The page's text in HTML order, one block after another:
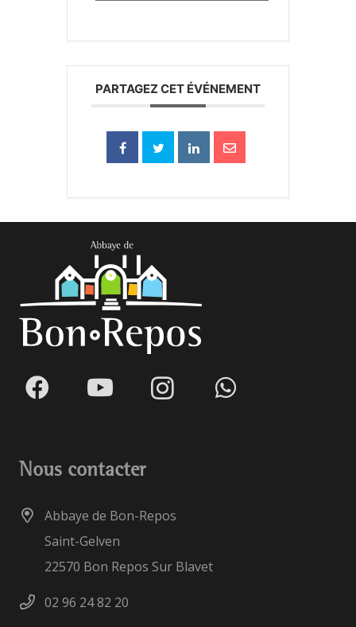
PARTAGEZ CET ÉVÉNEMENT
Nous contacter
Abbaye de Bon-Repos
Saint-Gelven
22570 Bon Repos Sur Blavet
02 96 24 82 20